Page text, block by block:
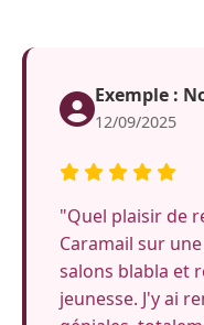
Exemple :
12/09/2025
"Quel plaisir de
Caramail sur
salons blabla et
jeunesse. J'y ai